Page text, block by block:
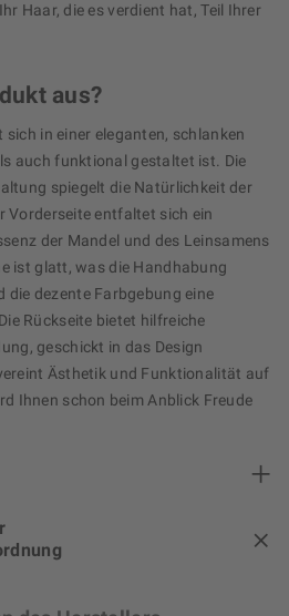
Haar, die es verdient hat, Teil Ihrer
aus?
in einer eleganten, schlanken
auch funktional gestaltet ist. Die
spiegelt die Natürlichkeit der
Vorderseite entfaltet sich ein
der Mandel und des Leinsamens
ist glatt, was die Handhabung
die dezente Farbgebung eine
Rückseite bietet hilfreiche
geschickt in das Design
Ästhetik und Funktionalität auf
Ihnen schon beim Anblick Freude